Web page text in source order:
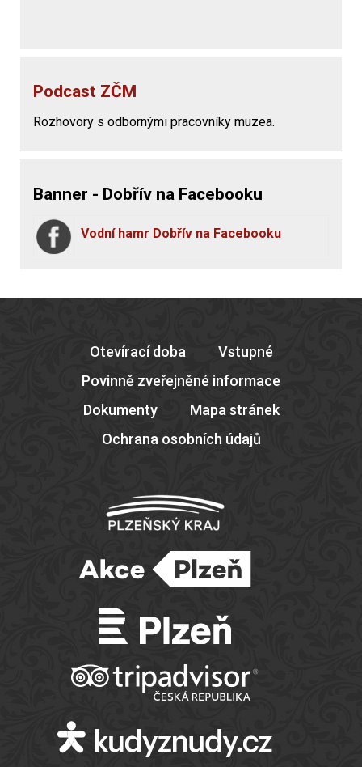
Podcast ZČM
Rozhovory s odbornými pracovníky muzea.
Banner - Dobřív na Facebooku
Vodní hamr Dobřív na Facebooku
Otevírací doba
Vstupné
Povinně zveřejněné informace
Dokumenty
Mapa stránek
Ochrana osobních údajů